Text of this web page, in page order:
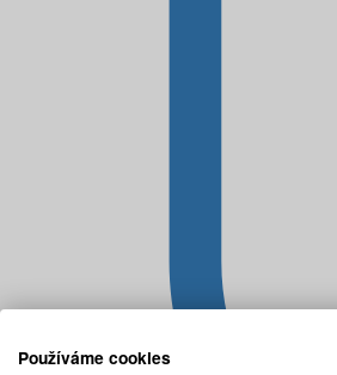
Používáme cookies